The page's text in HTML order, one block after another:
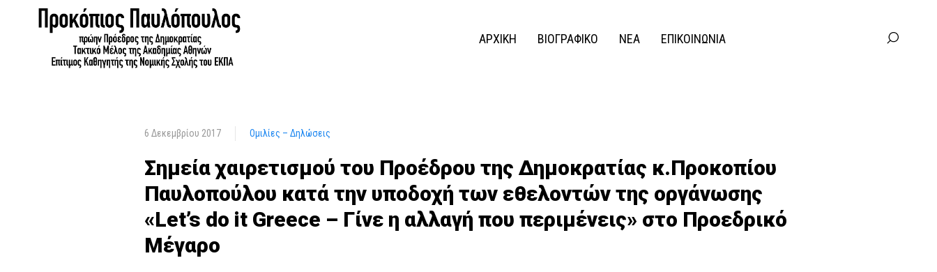
ΑΡΧΙΚΗ ΒΙΟΓΡΑΦΙΚΟ ΝΕΑ ΕΠΙΚΟΙΝΩΝΙΑ
6 Δεκεμβρίου 2017 Ομιλίες – Δηλώσεις
Σημεία χαιρετισμού του Προέδρου της Δημοκρατίας κ.Προκοπίου
Παυλοπούλου κατά την υποδοχή των εθελοντών της οργάνωσης
«Let’s do it Greece – Γίνε η αλλαγή που περιμένεις» στο Προεδρικό
Μέγαρο